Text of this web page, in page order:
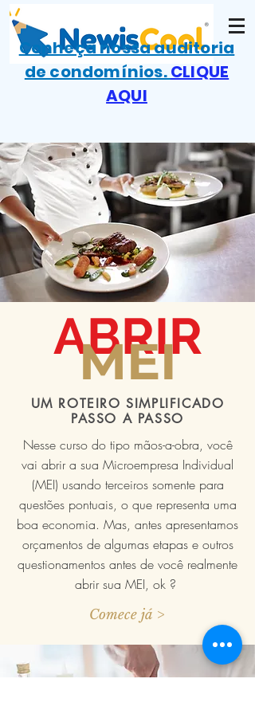
Conheça nossa auditoria
de condomínios.CLIQUE
AQUI
ABRIR
MEI
UM ROTEIRO SIMPLIFICADO
PASSO A PASSO
Nesse curso do tipo mãos-a-obra, você
vai abrir a sua Microempresa Individual
(MEI) usando terceiros somente para
questões pontuais, o que representa uma
boa economia. Mas, antes apresentamos
orçamentos de algumas etapas e outros
questionamentos antes de você realmente
abrir sua MEI, ok ?
Comece já >